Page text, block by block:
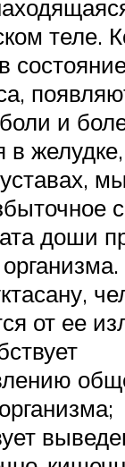
теле.
и
доши
от ее